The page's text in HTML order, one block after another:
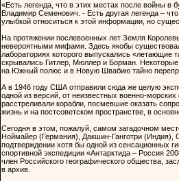
«Есть легенда, что в этих местах после войны в
Владимир Семенович. - Есть другая легенда –
улыбкой относиться к этой информации, но
На протяжении послевоенных лет Земля
невероятными мифами. Здесь якобы
лабораториях которого выпускались «летающие
скрывались Гитлер, Мюллер и Борман. Некоторые
на Южный полюс и в Новую Швабию тайно
А в 1946 году США отправили сюда же целую
одной из версий, от неизвестных военно-
расстреливали корабли, посмевшие оказать
жизнь и на постсоветском пространстве, в
Сегодня в этом, пожалуй, самом загадочном
Ноймайер (Германия), Дакшин-Ганготри
подтверждении хотя бы одной из сенсационных
спортивной экспедиции «Антарктида – Россия
член Российского географического общества,
в архив.